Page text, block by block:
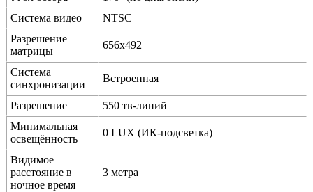
Система видео
NTSC
Разрешение
матрицы
656x492
Система
синхронизации
Встроенная
Разрешение
550 тв-линий
Минимальная
освещённость
0 LUX (ИК-подсветка)
Видимое
расстояние в
ночное время
3 метра